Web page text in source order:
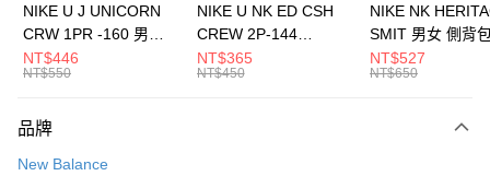
元大商業銀行
台灣樂天信用卡公司
全盈+PAY
AFTEE先享後付
【關於「AFTEE先享後付」】
便利好安心！
運送方式
NIKE U J UNICORN
CRW 1PR -160 男女
中統襪 FZ3393100
NT$446
NT$550
NIKE U NK ED CSH
CREW 2P-144
EMBRDY 男女 短統襪
FZ3073133
NT$365
NT$450
NIKE NK
SMIT 男女 側背
BA5871010
NT$527
NT$650
品牌
New Balance